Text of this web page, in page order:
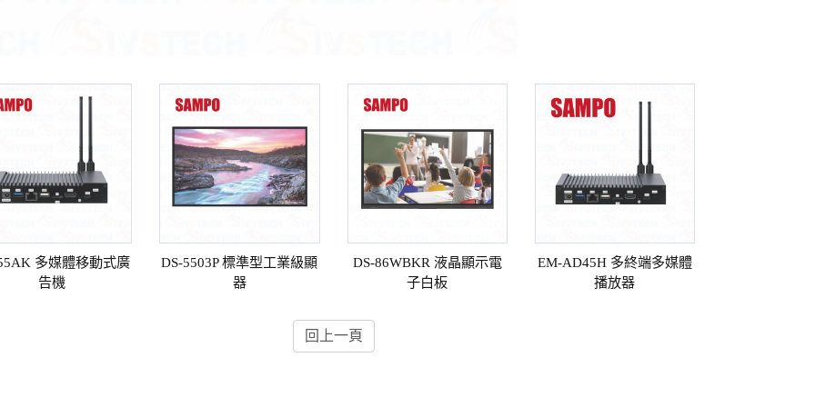
多媒體移動式廣
告機
DS-5503P 標準型工業級顯
器
DS-86WBKR 液晶顯示電
子白板
EM-AD45H 多終端多媒體
播放器
回上一頁